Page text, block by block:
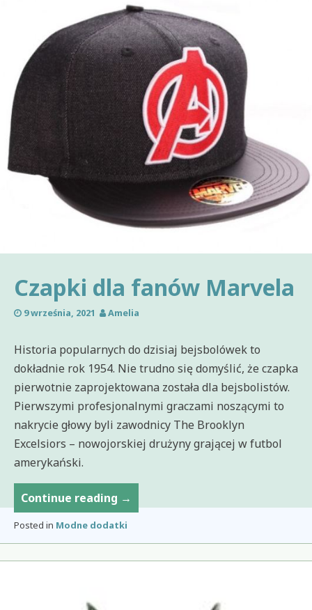
Czapki dla fanów Marvela
9 września, 2021 Amelia
Historia popularnych do dzisiaj bejsbolówek to
dokładnie rok 1954. Nie trudno się domyślić, że czapka
pierwotnie zaprojektowana została dla bejsbolistów.
Pierwszymi profesjonalnymi graczami noszącymi to
nakrycie głowy byli zawodnicy The Brooklyn
Excelsiors – nowojorskiej drużyny grającej w futbol
amerykański.
Continue reading Czapki
dla
→
Posted in Modne dodatki